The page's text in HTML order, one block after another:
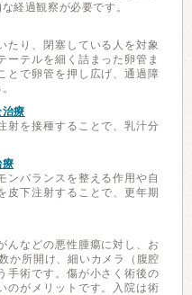
経過観察が必要です。
たり、閉塞している人を対象
ーテルを細く詰まった卵管ま
とで卵管を押し広げ、通過障
療
射を接種することで、乳汁分
療
ンバランスを整える作用や自
皮下注射することで、更年期
んなどの悪性腫瘍に対し、お
か所開け、細いカメラ（腹腔
手術です。傷が小さく術後の
のがメリットです。入院は術